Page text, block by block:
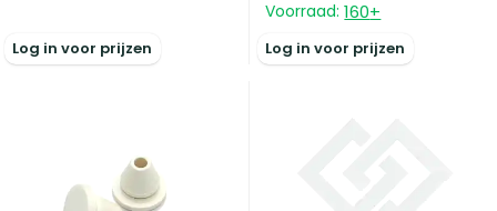
Log in voor prijzen
Voorraad: 160+
Log in voor prijzen